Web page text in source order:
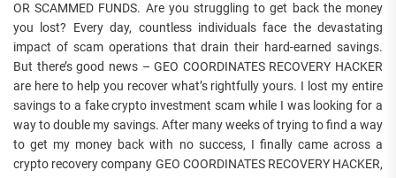
OR SCAMMED FUNDS. Are you struggling to get back the money
you lost? Every day, countless individuals face the devastating
impact of scam operations that drain their hard-earned savings.
But there’s good news – GEO COORDINATES RECOVERY HACKER
are here to help you recover what’s rightfully yours. I lost my entire
savings to a fake crypto investment scam while I was looking for a
way to double my savings. After many weeks of trying to find a way
to get my money back with no success, I finally came across a
crypto recovery company GEO COORDINATES RECOVERY HACKER,